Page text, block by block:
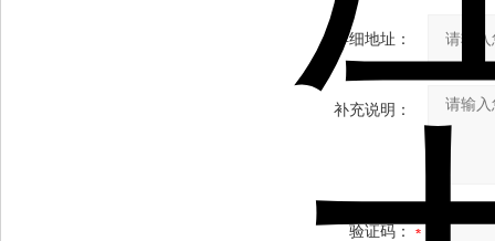
详细地址：
补充说明：
验证码：